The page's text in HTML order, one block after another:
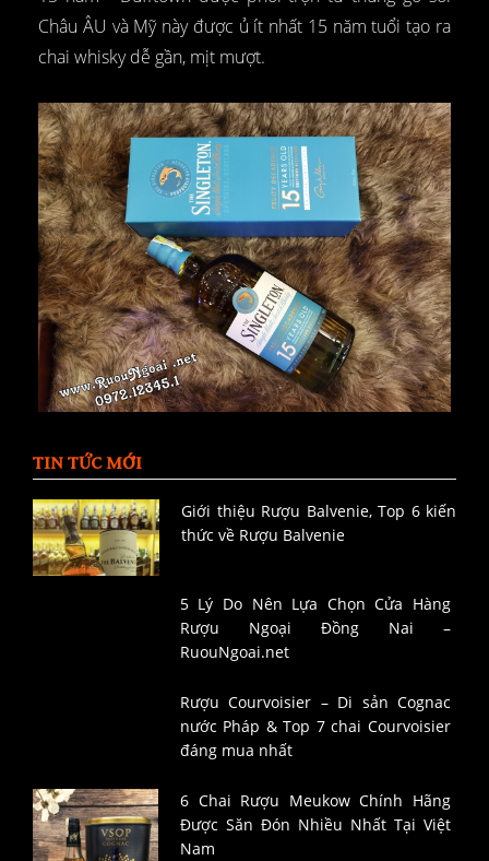
Châu ÂU và Mỹ này được ủ ít nhất 15 năm tuổi tạo ra
chai whisky dễ gần, mịt mượt.
TIN TỨC MỚI
Giới thiệu Rượu Balvenie, Top 6 kiến
thức về Rượu Balvenie
5 Lý Do Nên Lựa Chọn Cửa Hàng
Rượu Ngoại Đồng Nai –
RuouNgoai.net
Rượu Courvoisier – Di sản Cognac
nước Pháp & Top 7 chai Courvoisier
đáng mua nhất
6 Chai Rượu Meukow Chính Hãng
Được Săn Đón Nhiều Nhất Tại Việt
Nam